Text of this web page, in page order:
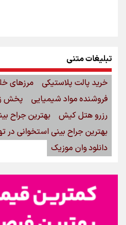
تبلیغات متنی
خرید پالت پلاستیکی
مرزهای
فروشنده مواد شیمیایی
پخش
رزرو هتل کیش
بهترین جراح
بهترین جراح بینی استخوانی در
دانلود وان موزیک